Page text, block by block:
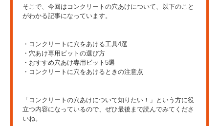
そこで、今回はコンクリートの穴あけについて、以下のこと
がわかる記事になっています。
・コンクリートに穴をあける工具4選
・穴あけ専用ビットの選び方
・おすすめ穴あけ専用ビット5選
・コンクリートに穴をあけるときの注意点
「コンクリートの穴あけについて知りたい！」という方に役
立つ内容になっているので、ぜひ最後まで読んでみてくださ
いね。